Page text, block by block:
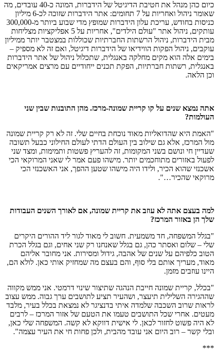
כיום כהן מנהל את חטיבת הדיגיטל של הידברות, המונה כ-40 עובדים, מה
שאומר ניהול ואחריות על 7 תחומים: אתר הידברות שזוכה לכ-6 מיליון
כניסות בחודש, עריכת עלון הידברות שמופץ מדי שבוע ביותר מ-300,000
עותקים, ניהול אתר "עולם הילדים", אחריות על 5 אפליקציות מצליחות
מבית הידברות, ניהול הרשתות החברתיות שכוללות במצטבר יותר ממיליון
עוקבים, ניהול הפקות הווידיאו של הידברות דיגיטל, ואם זה לא מספיק –
בימים אלה הוא מקים מחלקה באנגלית, שתכלול ניהול של אתר הידברות
באנגלית, רשתות חברתיות, הפקת תכנים ייחודיים עם מרצים אמריקאים
וכן הלאה.
אתה נמצא שנים על קו קריית שמונה-מרכז. מהן התובנות שבין שני
העולמות?
"האמת היא שהדואליות מאוד נוכחת בחיים שלי. זה לא רק קריית שמונה
מול המרכז, אלא גם שילוב בין העולם הדתי לעולם החילוני כבעל תשובה
שעדיין חי ונושם בשני המקומות, זה להעריץ פשטות ותמימות, ומצד שני
לפעול באזורים מתוחכמים יותר. מישהו פעם אמר לי שאני המרוקאי הכי
אשכנזי שהוא הכיר, ולידו היה מישהו שטען ההפך, אני האשכנזי הכי
מרוקאי שהכיר…".
למה בעצם אתה לא עוזב את קריית שמונה, אם לאורך השנים העבודות
שלך הן באזור המרכז?
"בגלל המשפחה, חד משמעית. חשוב לי מאוד לגור ליד ההורים היקרים
שלי – שלום ואסתר כהן, גם בגלל שאנחנו רק שני אחים, וגם בגלל הכרת
הטוב כלפיהם על שנים של אהבה, גידול ומסירות. אני מחובר אליהם
מאוד, מעריך אותם בלי סוף, והם בעצם מה שמחזיק אותי כאן. לולא הם,
היינו עוזבים מזמן.
"בכלל, קריית שמונה חייבת הנהגה שתיצור שינוי דרמטי. אני ממש מקווה
שההגירה השלילית תיעצר, ושהעיר תציע לתושבים ערך גבוה. ממש עצוב
לראות שרוב השכבה שלמדה איתי בדנציגר לא נמצאת בכלל בעיר, מלבד
מעטים. אחרי שכל התושבים טעמו את הטעם של אזור המרכז – לרבים
לא היה פשוט לחזור לכאן. לי אישית דווקא לא קשה. המשפחה שלי כאן,
ובלי קשר – רוב היום אני עובד מהבית, ולכן פחות חי את העיר עצמה".
***